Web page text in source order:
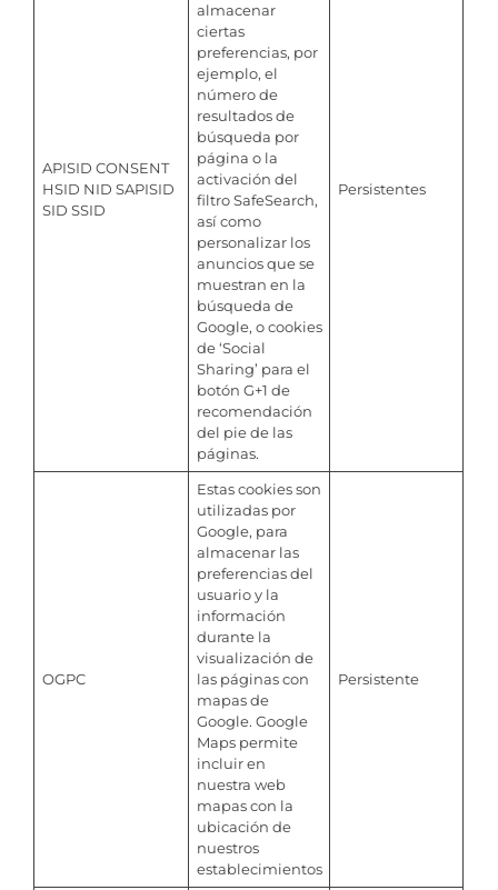
APISID CONSENT
HSID NID SAPISID
SID SSID
almacenar
ciertas
preferencias, por
ejemplo, el
número de
resultados de
búsqueda por
página o la
activación del
filtro SafeSearch,
así como
personalizar los
anuncios que se
muestran en la
búsqueda de
Google, o cookies
de ‘Social
Sharing’ para el
botón G+1 de
recomendación
del pie de las
páginas.
Persistentes
OGPC
Estas cookies son
utilizadas por
Google, para
almacenar las
preferencias del
usuario y la
información
durante la
visualización de
las páginas con
mapas de
Google. Google
Maps permite
incluir en
nuestra web
mapas con la
ubicación de
nuestros
establecimientos
Persistente